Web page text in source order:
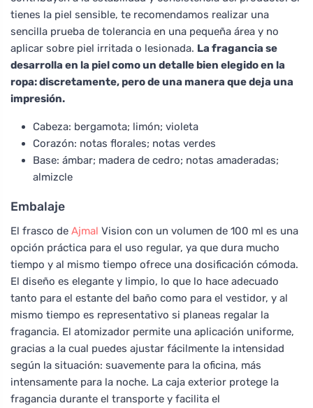
tienes la piel sensible, te recomendamos realizar una
sencilla prueba de tolerancia en una pequeña área y no
aplicar sobre piel irritada o lesionada. La fragancia se
desarrolla en la piel como un detalle bien elegido en la
ropa: discretamente, pero de una manera que deja una
impresión.
Cabeza: bergamota; limón; violeta
Corazón: notas florales; notas verdes
Base: ámbar; madera de cedro; notas amaderadas;
almizcle
Embalaje
El frasco de Ajmal Vision con un volumen de 100 ml es una
opción práctica para el uso regular, ya que dura mucho
tiempo y al mismo tiempo ofrece una dosificación cómoda.
El diseño es elegante y limpio, lo que lo hace adecuado
tanto para el estante del baño como para el vestidor, y al
mismo tiempo es representativo si planeas regalar la
fragancia. El atomizador permite una aplicación uniforme,
gracias a la cual puedes ajustar fácilmente la intensidad
según la situación: suavemente para la oficina, más
intensamente para la noche. La caja exterior protege la
fragancia durante el transporte y facilita el